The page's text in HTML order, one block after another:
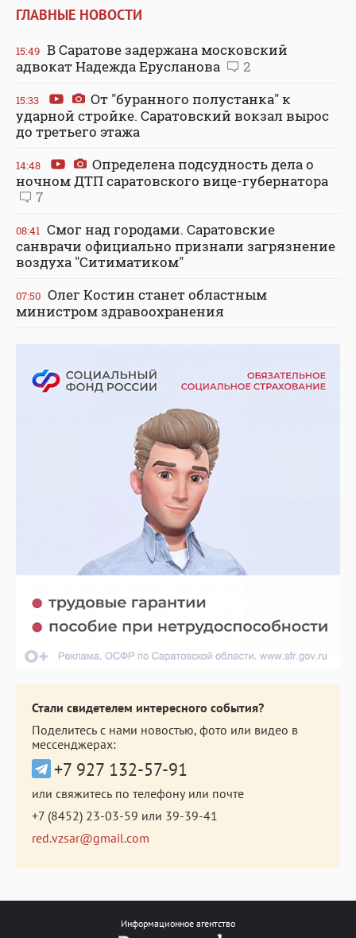
ГЛАВНЫЕ НОВОСТИ
15:49 В Саратове задержана московский
адвокат Надежда Ерусланова
2
15:33
От "буранного полустанка" к
ударной стройке. Саратовский вокзал вырос
до третьего этажа
14:48
Определена подсудность дела о
ночном ДТП саратовского вице-губернатора
7
08:41 Смог над городами. Саратовские
санврачи официально признали загрязнение
воздуха "Ситиматиком"
07:50 Олег Костин станет областным
министром здравоохранения
Стали свидетелем интересного события?
Поделитесь с нами новостью, фото или видео в
мессенджерах:
+7 927 132-57-91
или свяжитесь по телефону или почте
+7 (8452) 23-03-59 или 39-39-41
red.vzsar@gmail.com
Информационное агентство